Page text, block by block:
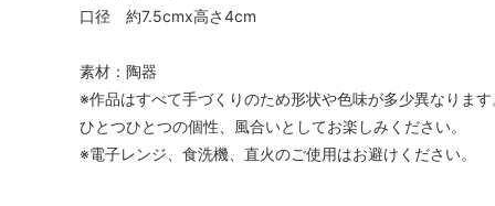
口径 約7.5cmx高さ4cm
素材：陶器
※作品はすべて手づくりのため形状や色味が多少異なります
ひとつひとつの個性、風合いとしてお楽しみください。
※電子レンジ、食洗機、直火のご使用はお避けください。